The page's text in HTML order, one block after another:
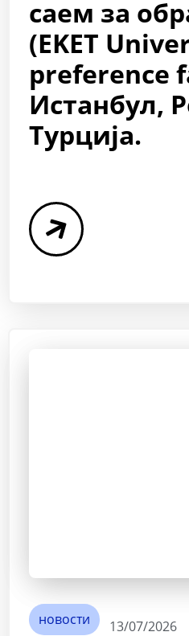
саем за
(EKET
preference
Истанбул,
Турција.
новости 13/07/2026